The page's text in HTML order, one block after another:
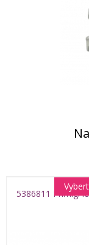
5386811 Primigi